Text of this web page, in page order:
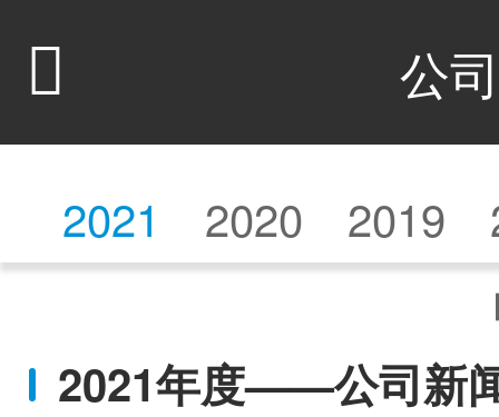
 公
2021 2020 2019
2021年度——公司新